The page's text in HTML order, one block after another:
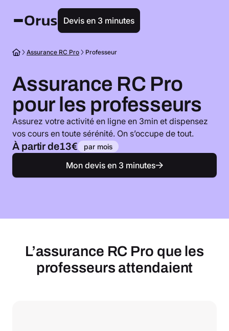
Devis en 3 minutes
Assurance RC Pro Professeur
Assurance RC Pro
pour les professeurs
Assurez votre activité en ligne en 3min et dispensez
vos cours en toute sérénité. On s’occupe de tout.
À partir de13€ par mois
Mon devis en 3 minutes
L’assurance RC Pro que les
professeurs attendaient